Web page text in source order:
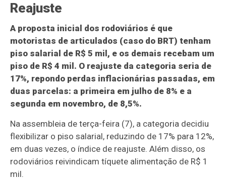
Reajuste
A proposta inicial dos rodoviários é que
motoristas de articulados (caso do BRT) tenham
piso salarial de R$ 5 mil, e os demais recebam um
piso de R$ 4 mil. O reajuste da categoria seria de
17%, repondo perdas inflacionárias passadas, em
duas parcelas: a primeira em julho de 8% e a
segunda em novembro, de 8,5%.
Na assembleia de terça-feira (7), a categoria decidiu
flexibilizar o piso salarial, reduzindo de 17% para 12%,
em duas vezes, o índice de reajuste. Além disso, os
rodoviários reivindicam tíquete alimentação de R$ 1
mil.